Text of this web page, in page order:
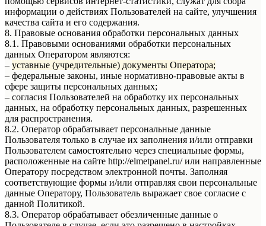
информации о действиях Пользователей на сайте, улучшения
качества сайта и его содержания.
8. Правовые основания обработки персональных данных
8.1. Правовыми основаниями обработки персональных
данных Оператором являются:
– уставные (учредительные) документы Оператора;
– федеральные законы, иные нормативно-правовые акты в
сфере защиты персональных данных;
– согласия Пользователей на обработку их персональных
данных, на обработку персональных данных, разрешенных
для распространения.
8.2. Оператор обрабатывает персональные данные
Пользователя только в случае их заполнения и/или отправки
Пользователем самостоятельно через специальные формы,
расположенные на сайте http://elmetpanel.ru/ или направленные
Оператору посредством электронной почты. Заполняя
соответствующие формы и/или отправляя свои персональные
данные Оператору, Пользователь выражает свое согласие с
данной Политикой.
8.3. Оператор обрабатывает обезличенные данные о